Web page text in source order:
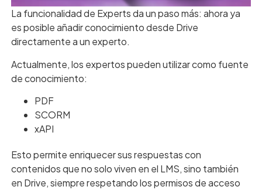
La funcionalidad de Experts da un paso más: ahora ya
es posible añadir conocimiento desde Drive
directamente a un experto.
Actualmente, los expertos pueden utilizar como fuente
de conocimiento:
PDF
SCORM
xAPI
Esto permite enriquecer sus respuestas con
contenidos que no solo viven en el LMS, sino también
en Drive, siempre respetando los permisos de acceso